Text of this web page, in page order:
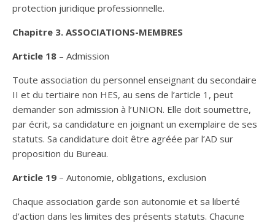
protection juridique professionnelle.
Chapitre 3. ASSOCIATIONS-MEMBRES
Article 18 – Admission
Toute association du personnel enseignant du secondaire
II et du tertiaire non HES, au sens de l’article 1, peut
demander son admission à l’UNION. Elle doit soumettre,
par écrit, sa candidature en joignant un exemplaire de ses
statuts. Sa candidature doit être agréée par l’AD sur
proposition du Bureau.
Article 19 – Autonomie, obligations, exclusion
Chaque association garde son autonomie et sa liberté
d’action dans les limites des présents statuts. Chacune